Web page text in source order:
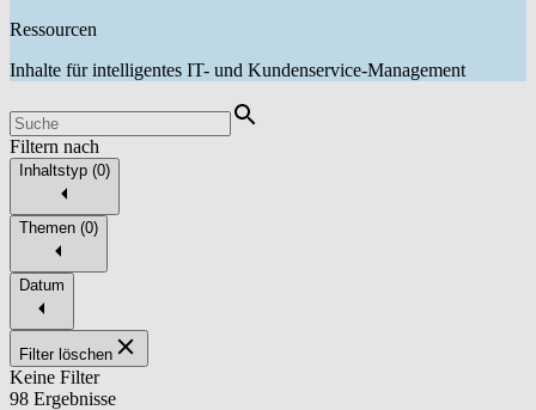
Ressourcen
Inhalte für intelligentes IT- und Kundenservice-Management
Filtern nach
Inhaltstyp (0)
Themen (0)
Datum
Filter löschen
Keine Filter
98 Ergebnisse